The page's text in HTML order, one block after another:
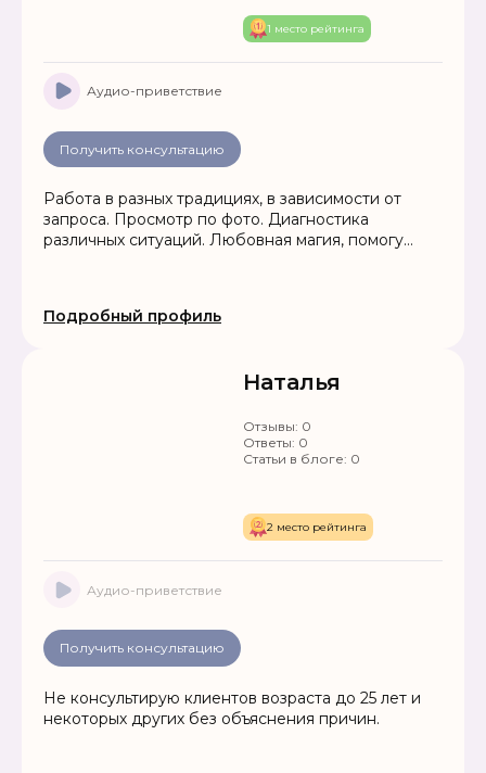
1 место рейтинга
Аудио-приветствие
Получить консультацию
Работа в разных традициях, в зависимости от
запроса. Просмотр по фото. Диагностика
различных ситуаций. Любовная магия, помогу
Помощь в решении проблем любой сложности.
Подробный профиль
Наталья
Отзывы: 0
Ответы: 0
Статьи в блоге: 0
2 место рейтинга
Аудио-приветствие
Получить консультацию
Не консультирую клиентов возраста до 25 лет и
некоторых других без объяснения причин.